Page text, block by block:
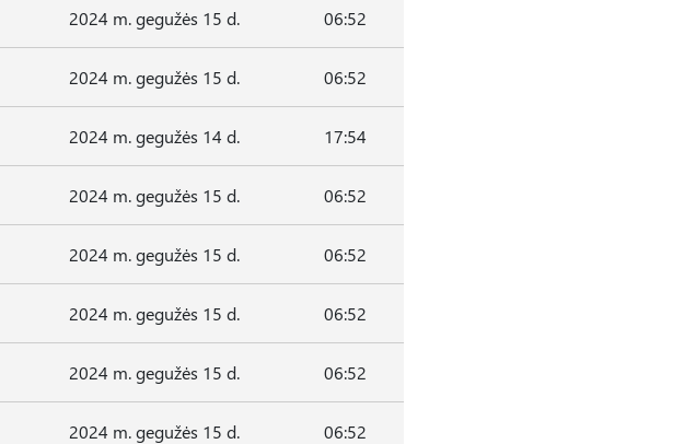
2024 m. gegužės 15 d. 06:52
2024 m. gegužės 15 d. 06:52
2024 m. gegužės 14 d. 17:54
2024 m. gegužės 15 d. 06:52
2024 m. gegužės 15 d. 06:52
2024 m. gegužės 15 d. 06:52
2024 m. gegužės 15 d. 06:52
2024 m. gegužės 15 d. 06:52